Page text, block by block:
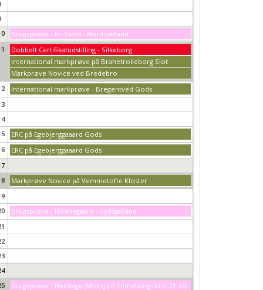
Brugsprøve - Fr. Sund - Nordsjælland
Dobbelt Certifikatudstilling - Silkeborg
International markprøve på Brahetrolleborg Slot
Markprøve Novice ved Bredebro
International markprøve - Bregentved Gods
ERC på Egebjerggaaard Gods
ERC på Egebjerggaaard Gods
Markprøve Novice på Vemmetofte Kloster
Brugsprøve - Holmegaard - Sydsjælland
Brugsprøve - Herfølge (Midtsj.) // Tilmeldingsfrist: 21-10-